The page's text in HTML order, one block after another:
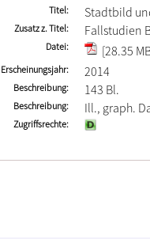
Titel Stadtbild
Zusatz z. Titel Fallstudien
Datei [28.35
Erscheinungsjahr 2014
Beschreibung 143 Bl.
Beschreibung Ill., graph.
Zugriffsrechte